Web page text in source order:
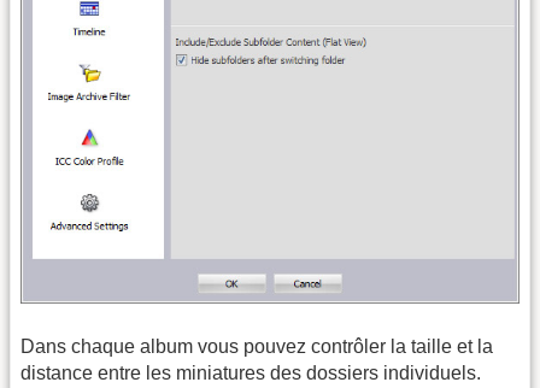
Dans chaque album vous pouvez contrôler la taille et la
distance entre les miniatures des dossiers individuels.